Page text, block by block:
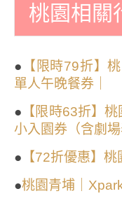
桃園相關
● 【限時79折】
單人午晚餐券｜
● 【限時63折】
小入園券（含劇場
● 【72折優惠】
●桃園青埔｜